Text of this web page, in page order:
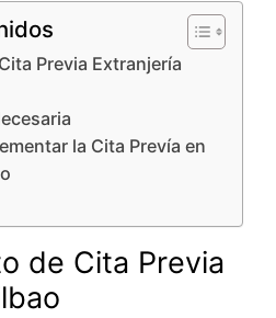
Previa Extranjería
la Cita Prevía en
de Cita Previa